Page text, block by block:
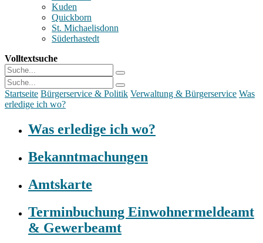
Kuden
Quickborn
St. Michaelisdonn
Süderhastedt
Volltextsuche
Startseite Bürgerservice & Politik Verwaltung & Bürgerservice Was
erledige ich wo?
Was erledige ich wo?
Bekanntmachungen
Amtskarte
Terminbuchung Einwohnermeldeamt
& Gewerbeamt